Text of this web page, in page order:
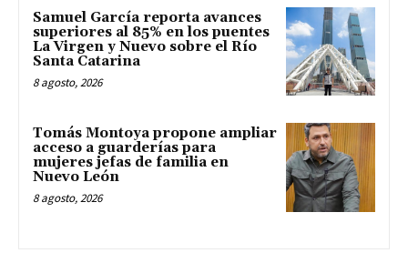
Samuel García reporta avances
superiores al 85% en los puentes
La Virgen y Nuevo sobre el Río
Santa Catarina
8 agosto, 2026
Tomás Montoya propone ampliar
acceso a guarderías para
mujeres jefas de familia en
Nuevo León
8 agosto, 2026